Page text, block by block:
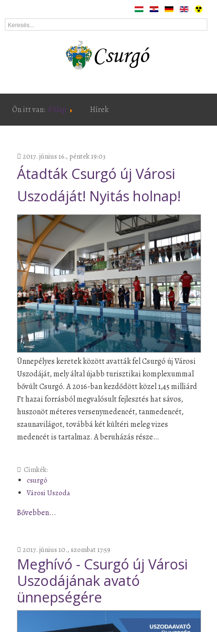
Ön itt van: Főlap Hírek
2017. június 16., péntek 19:03
Átadták Csurgó új Városi
Uszodáját! Nyitás holnap!
Ünnepélyes keretek között avatták fel Csurgó új Városi
Uszodáját, mely által újabb turisztikai komplexummal
bővült Csurgó. A 2016-ban kezdődött közel 1,45 milliárd
Ft hazai forrásból megvalósult fejlesztés hat sávos,
huszonöt méteres versenymedencét, tanmedencét,
szaunavilágot, továbbá két kültéri meleg vizes
medencét is tartalmaz. A beruházás része…
Címkék:
csurgó
Városi Uszoda
Bővebben...
2017. június 10., szombat 17:59
Meghívó - Csurgó új Városi
Uszodájának avató
ünnepségére